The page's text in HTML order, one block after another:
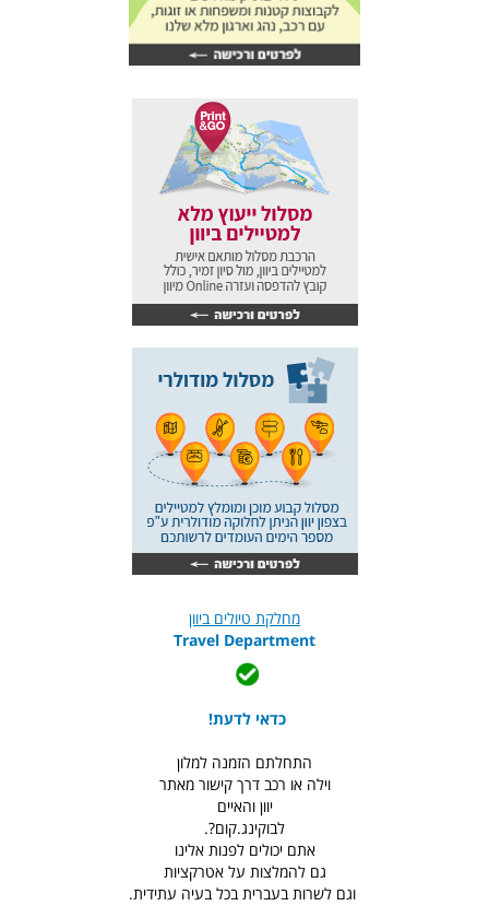
מחלקת טיולים ביוון
Travel Department
כדאי לדעת!
התחלתם הזמנה למלון
וילה או רכב דרך קישור מאתר
יוון והאיים
לבוקינג.קום?.
אתם יכולים לפנות אלינו
גם להמלצות על אטרקציות
וגם לשרות בעברית בכל בעיה עתידית.